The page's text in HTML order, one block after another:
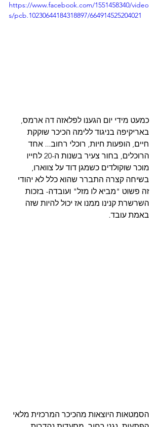
https://www.facebook.com/1551458340/video
s/pcb.10230644184318897/664914525204021
כמעט מידי יום הגענו לפלאזה דה ארמס,
באריקיפה בניגוד ללימה הכיכר שוקקת
חיים, הופעות חיות, רוכלי רחוב... אחד
הרוכלים, בחור צעיר בשנות ה-20 לחייו
מוכר שוקולדים כשמגן דוד על צווארו,
בשיחה קצרה התברר שהוא כלל לא יהודי
זה פשוט "מביא לו מזל" ועובדה- בזכות
השרשרת קנינו ממנו אז יכול להיות שזה
באמת עובד.
הסמטאות היוצאות מהכיכר המרכזית מלאי